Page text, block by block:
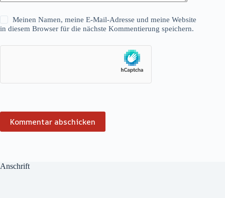
Meinen Namen, meine E-Mail-Adresse und meine Website
in diesem Browser für die nächste Kommentierung speichern.
Kommentar abschicken
Anschrift